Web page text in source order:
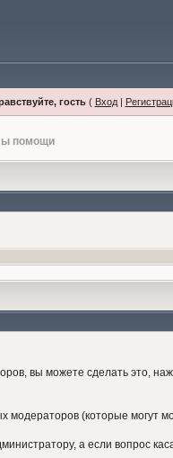
гость( Вход|
помощи
вы можете сделать это,
модераторов (которые
а если вопрос